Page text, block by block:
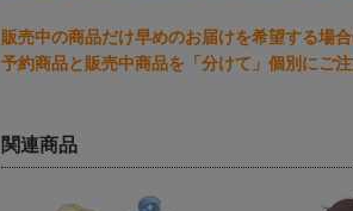
販売中の商品だけ早めのお届けを希望する場合
予約商品と販売中商品を「分けて」個別にご注
関連商品